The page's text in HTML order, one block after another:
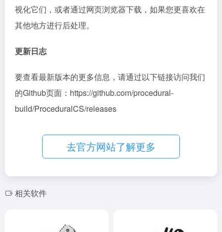
视化它们，或者通过网页浏览器下载，如果您更喜欢在
其他地方进行后处理。
更新日志
要查看最新版本的更多信息，请通过以下链接访问我们
的Github页面：https://github.com/procedural-
build/ProceduralCS/releases
去官方网站了解更多
相关软件